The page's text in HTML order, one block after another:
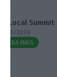
3.º Local Summit
07/10/2026
SAIBA MAIS